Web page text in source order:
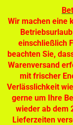
Wir machen eine
einschließlich
beachten Sie,
Warenversand
mit frischer
Verlässlichkeit
gerne um Ihre
wieder ab dem
Lieferzeiten